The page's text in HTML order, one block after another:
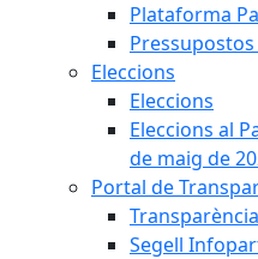
Plataforma
Eleccions
Eleccions
Eleccions al
de maig de
Portal de
Transparència
Segell